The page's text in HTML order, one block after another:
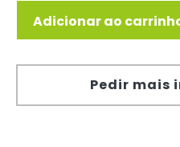
Adicionar ao
Pedir mais